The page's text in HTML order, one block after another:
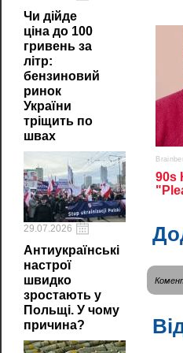
Чи дійде
ціна до 100
гривень за
літр:
бензиновий
ринок
України
тріщить по
швах
29.07.2026
Антиукраїнські
настрої
швидко
зростають у
Польщі. У чому
причина?